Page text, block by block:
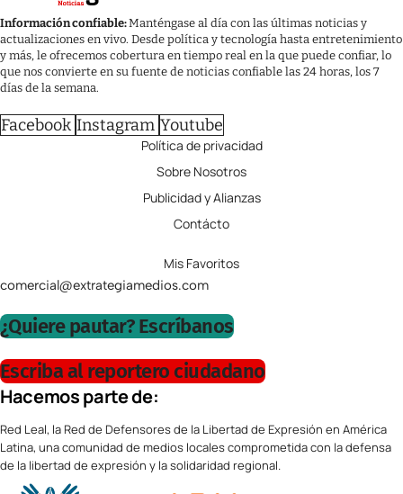
Información confiable:Manténgase al día con las últimas noticias y
actualizaciones en vivo. Desde política y tecnología hasta entretenimiento
y más, le ofrecemos cobertura en tiempo real en la que puede confiar, lo
que nos convierte en su fuente de noticias confiable las 24 horas, los 7
días de la semana.
Facebook Instagram Youtube
Política de privacidad
Sobre Nosotros
Publicidad y Alianzas
Contácto
Mis Favoritos
comercial@extrategiamedios.com
¿Quiere pautar? Escríbanos
Escriba al reportero ciudadano
Hacemos parte de:
Red Leal, la Red de Defensores de la Libertad de Expresión en América
Latina, una comunidad de medios locales comprometida con la defensa
de la libertad de expresión y la solidaridad regional.